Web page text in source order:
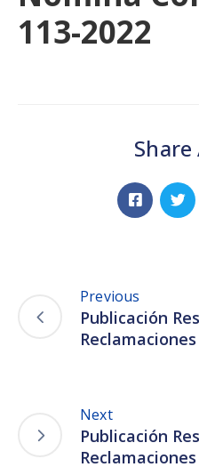
113-2022
Previous
Publicación
Next
Publicación